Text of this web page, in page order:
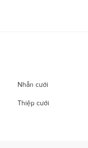
Nhẫn cưới
Thiệp cưới